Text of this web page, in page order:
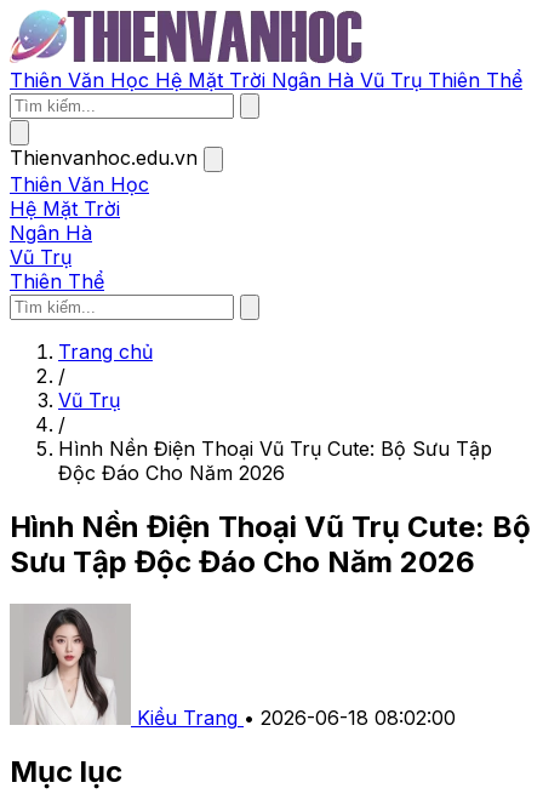
Thiên Văn Học Hệ Mặt Trời Ngân Hà Vũ Trụ Thiên Thể
Thienvanhoc.edu.vn
Thiên Văn Học
Hệ Mặt Trời
Ngân Hà
Vũ Trụ
Thiên Thể
Trang chủ
/
Vũ Trụ
/
Hình Nền Điện Thoại Vũ Trụ Cute: Bộ Sưu Tập
Độc Đáo Cho Năm 2026
Hình Nền Điện Thoại Vũ Trụ Cute: Bộ
Sưu Tập Độc Đáo Cho Năm 2026
Kiều Trang • 2026-06-18 08:02:00
Mục lục